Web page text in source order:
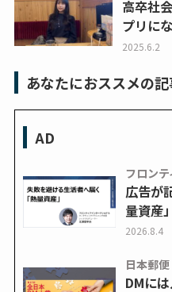
高卒社
プリに
2025.6.2
あなたにおススメの
AD
フロン
広告が
量資産
2026.8.4
日本郵便
DMに